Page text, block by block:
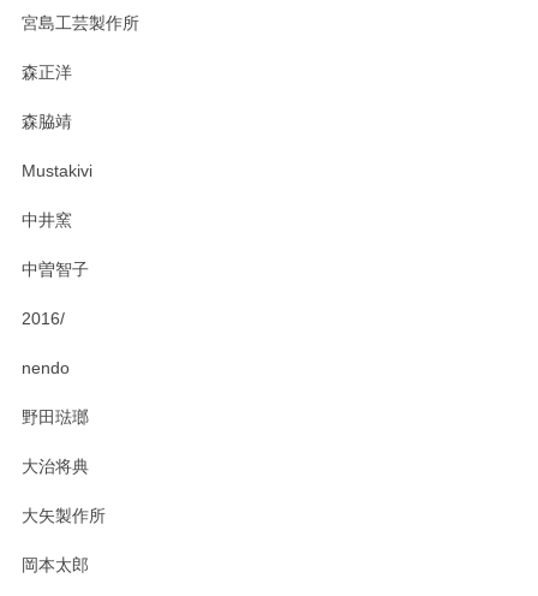
おかけしました。 ありがとうございます。
宮島工芸製作所
森正洋
森脇靖
Mustakivi
中井窯
中曽智子
2016/
nendo
野田琺瑯
大治将典
大矢製作所
岡本太郎